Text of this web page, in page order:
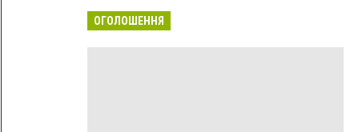
ОГОЛОШЕННЯ